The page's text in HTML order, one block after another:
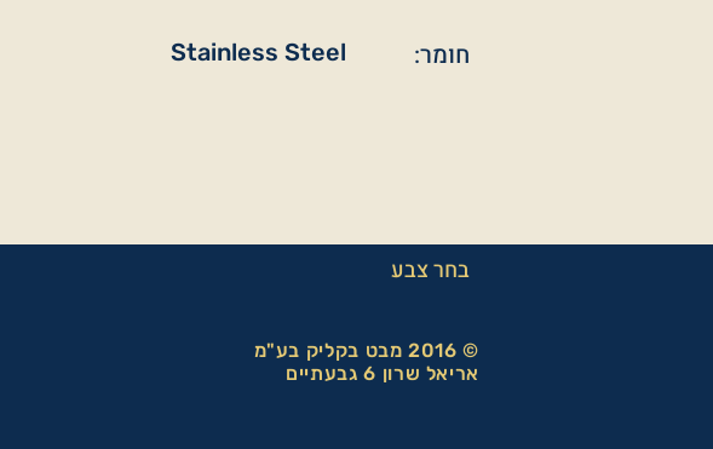
Stainless Steel חומר:
בחר צבע
© 2016 מבט בקליק בע"מ
אריאל שרון 6 גבעתיים